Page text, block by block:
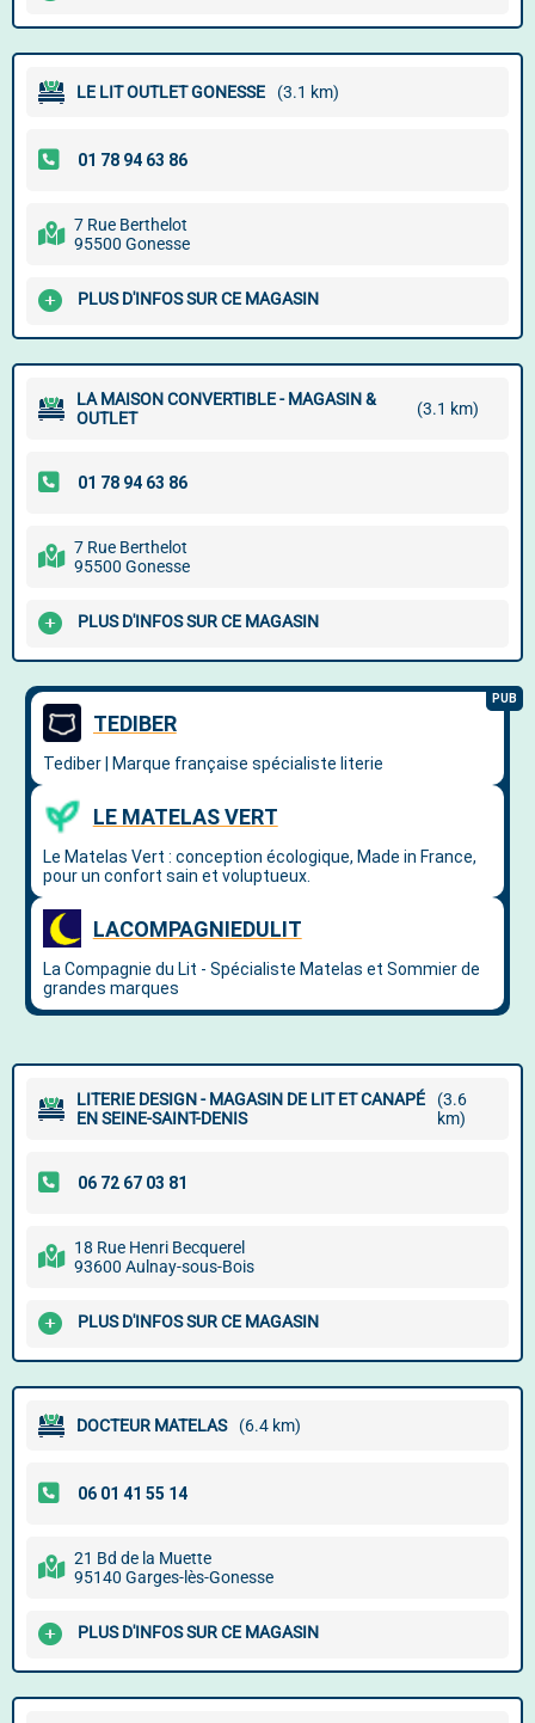
LE LIT OUTLET GONESSE (3.1 km)
7 Rue Berthelot
95500 Gonesse
PLUS D'INFOS SUR CE MAGASIN
LA MAISON CONVERTIBLE - MAGASIN &
OUTLET
(3.1 km)
7 Rue Berthelot
95500 Gonesse
PLUS D'INFOS SUR CE MAGASIN
LITERIE DESIGN - MAGASIN DE LIT ET CANAPÉ
EN SEINE-SAINT-DENIS
(3.6
km)
18 Rue Henri Becquerel
93600 Aulnay-sous-Bois
PLUS D'INFOS SUR CE MAGASIN
DOCTEUR MATELAS (6.4 km)
21 Bd de la Muette
95140 Garges-lès-Gonesse
PLUS D'INFOS SUR CE MAGASIN